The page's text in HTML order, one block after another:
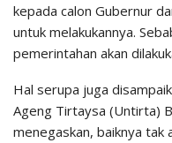
kepada calon Gubernur
untuk melakukannya.
pemerintahan akan
Hal serupa juga
Ageng Tirtaysa (Untirta)
menegaskan, baiknya tak